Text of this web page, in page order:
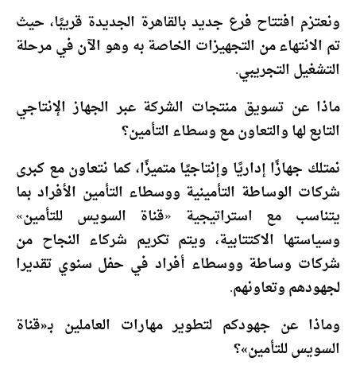
ونعتزم افتتاح فرع جديد بالقاهرة الجديدة قريبًا، حيث
تم الانتهاء من التجهيزات الخاصة به وهو الآن في مرحلة
التشغيل التجريبي.
ماذا عن تسويق منتجات الشركة عبر الجهاز الإنتاجي
التابع لها والتعاون مع وسطاء التأمين؟
نمتلك جهازًا إداريًا وإنتاجيًا متميزًا، كما نتعاون مع كبرى
شركات الوساطة التأمينية ووسطاء التأمين الأفراد بما
يتناسب مع استراتيجية «قناة السويس للتأمين»
وسياستها الاكتتابية، ويتم تكريم شركاء النجاح من
شركات وساطة ووسطاء أفراد في حفل سنوي تقديرا
لجهودهم وتعاونهم.
وماذا عن جهودكم لتطوير مهارات العاملين بـ«قناة
السويس للتأمين»؟